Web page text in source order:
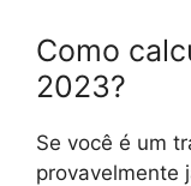
Como
2023?
Se você é um
provavelmente